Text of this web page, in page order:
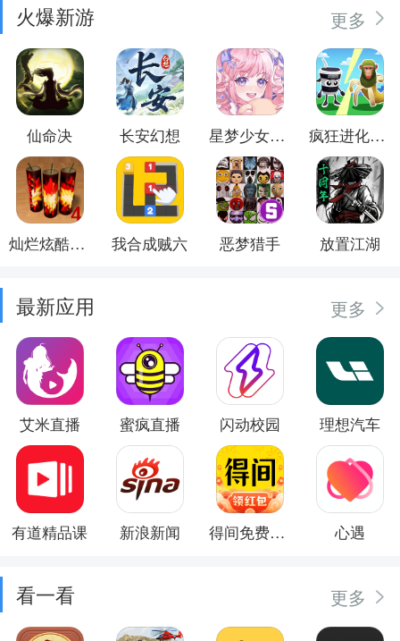
火爆新游 更多
仙命决 长安幻想 星梦少女换装 疯狂进化防卫战
灿烂炫酷模拟器 我合成贼六 恶梦猎手 放置江湖
最新应用 更多
艾米直播 蜜疯直播 闪动校园 理想汽车
有道精品课 新浪新闻 得间免费小说 心遇
看一看 更多